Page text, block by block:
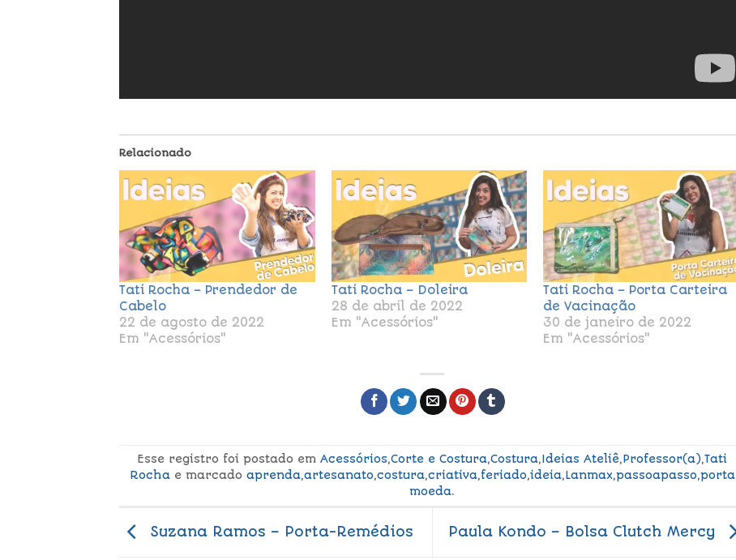
Relacionado
Tati Rocha – Prendedor de
Cabelo
22 de agosto de 2022
Em "Acessórios"
Tati Rocha – Doleira
28 de abril de 2022
Em "Acessórios"
Tati Rocha – Porta Carteira
de Vacinação
30 de janeiro de 2022
Em "Acessórios"
Esse registro foi postado emAcessórios,Corte e Costura,Costura,Ideias Ateliê,Professor(a),Tati
Rochae marcado aprenda,artesanato,costura,criativa,feriado,ideia,Lanmax,passoapasso,porta
moeda.
Suzana Ramos – Porta-Remédios Paula Kondo – Bolsa Clutch Mercy